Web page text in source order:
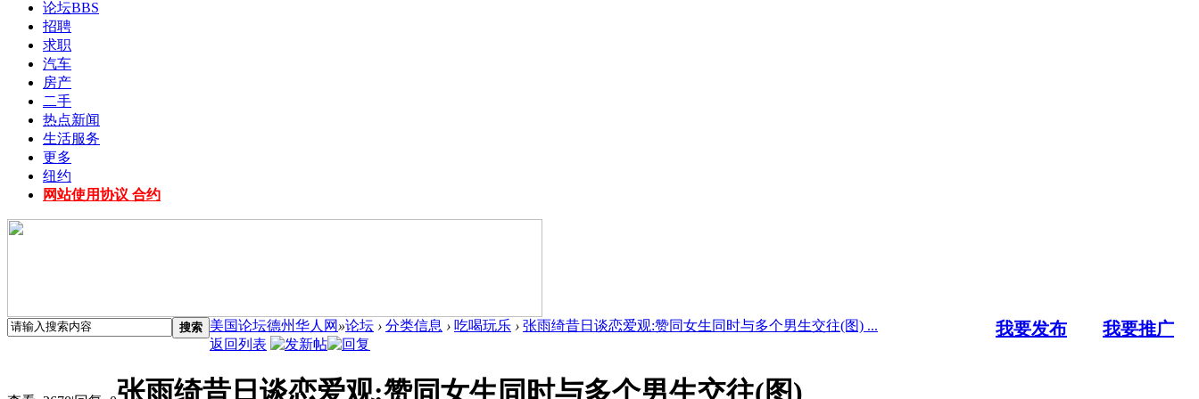
论坛BBS
招聘
求职
汽车
房产
二手
热点新闻
生活服务
更多
纽约
网站使用协议 合约
搜索 我要发布 我要推广
美国论坛德州华人网 »论坛 › 分类信息 › 吃喝玩乐 › 张雨绮昔日谈恋爱观:赞同女生同时与多个男生交往(图) ...
返回列表
张雨绮昔日谈恋爱观:赞同女生同时与多个男生交往(图)